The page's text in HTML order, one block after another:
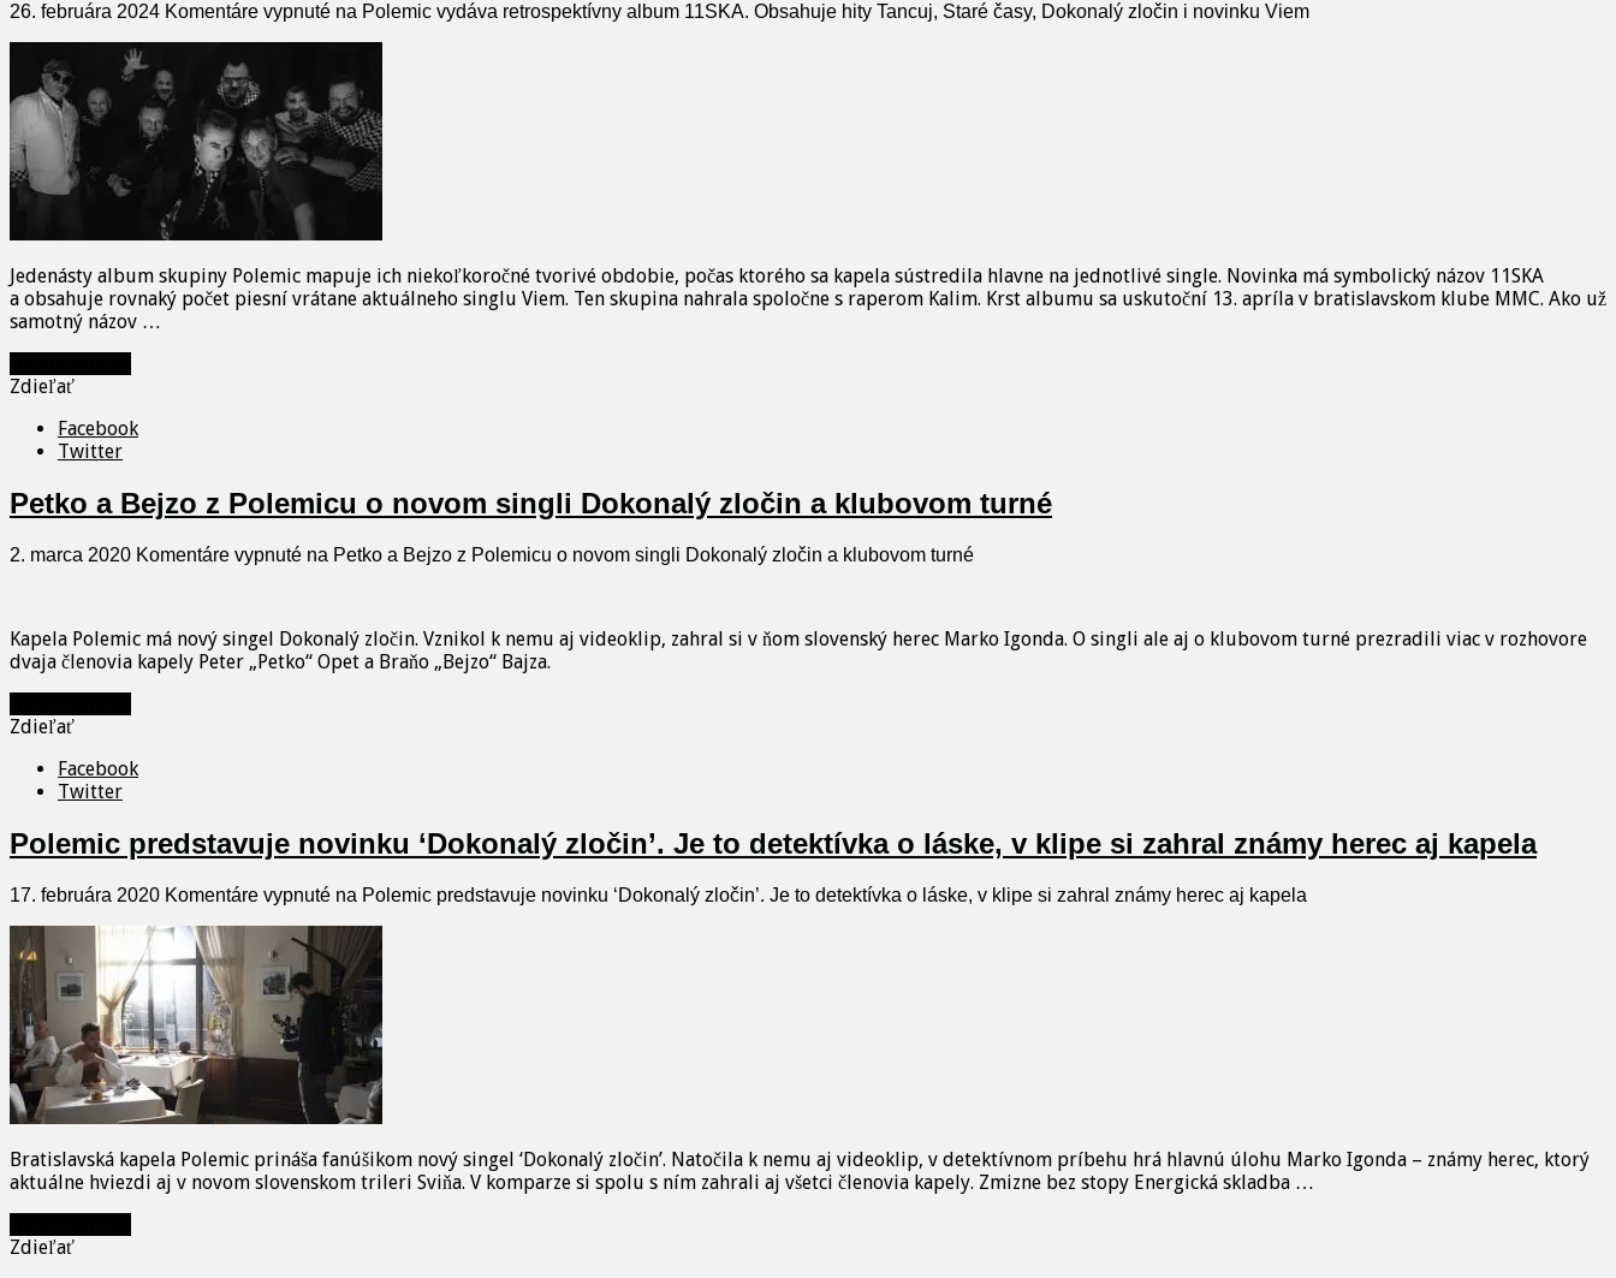
26. februára 2024 Komentáre vypnuté na Polemic vydáva retrospektívny album 11SKA. Obsahuje hity Tancuj, Staré časy, Dokonalý zločin i novinku Viem
Jedenásty album skupiny Polemic mapuje ich niekoľkoročné tvorivé obdobie, počas ktorého sa kapela sústredila hlavne na jednotlivé single. Novinka má symbolický názov 11SKA
a obsahuje rovnaký počet piesní vrátane aktuálneho singlu Viem. Ten skupina nahrala spoločne s raperom Kalim. Krst albumu sa uskutoční 13. apríla v bratislavskom klube MMC. Ako už
samotný názov …
Zdieľať
Facebook
Twitter
Petko a Bejzo z Polemicu o novom singli Dokonalý zločin a klubovom turné
2. marca 2020 Komentáre vypnuté na Petko a Bejzo z Polemicu o novom singli Dokonalý zločin a klubovom turné
Kapela Polemic má nový singel Dokonalý zločin. Vznikol k nemu aj videoklip, zahral si v ňom slovenský herec Marko Igonda. O singli ale aj o klubovom turné prezradili viac v rozhovore
dvaja členovia kapely Peter „Petko“ Opet a Braňo „Bejzo“ Bajza.
Zdieľať
Facebook
Twitter
Polemic predstavuje novinku ‘Dokonalý zločin’. Je to detektívka o láske, v klipe si zahral známy herec aj kapela
17. februára 2020 Komentáre vypnuté na Polemic predstavuje novinku ‘Dokonalý zločin’. Je to detektívka o láske, v klipe si zahral známy herec aj kapela
Bratislavská kapela Polemic prináša fanúšikom nový singel ‘Dokonalý zločin’. Natočila k nemu aj videoklip, v detektívnom príbehu hrá hlavnú úlohu Marko Igonda – známy herec, ktorý
aktuálne hviezdi aj v novom slovenskom trileri Sviňa. V komparze si spolu s ním zahrali aj všetci členovia kapely. Zmizne bez stopy Energická skladba …
Zdieľať